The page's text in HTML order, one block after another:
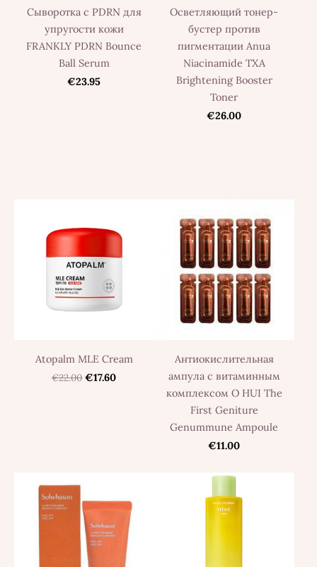
Сыворотка с PDRN для
упругости кожи
FRANKLY PDRN Bounce
Ball Serum
€23.95
Осветляющий тонер-
бустер против
пигментации Anua
Niacinamide TXA
Brightening Booster
Toner
€26.00
Atopalm MLE Cream
€22.00 €17.60
Антиокислительная
ампула с витаминным
комплексом O HUI The
First Geniture
Genummune Ampoule
€11.00